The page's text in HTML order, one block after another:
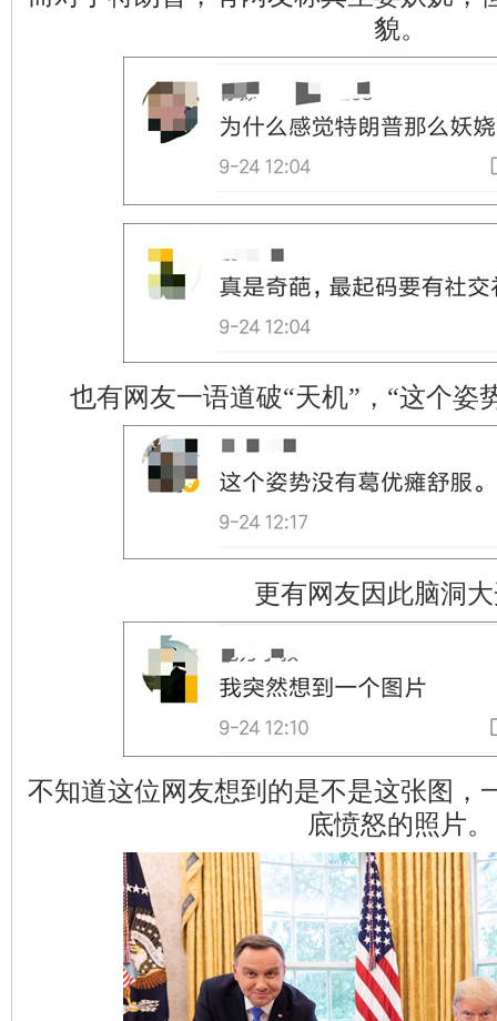
貌。
也有网友一语道破“天机”，“这个姿
更有网友因此脑洞
不知道这位网友想到的是不是这张图，
底愤怒的照片。